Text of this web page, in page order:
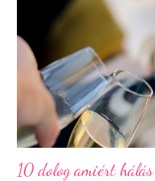
meg is mutat a világnak. A
határában húzódó
tekinteni a régészeti parkban.
érdemes megállni a
Makovecz Imre által tervezett
10 dolog amiért